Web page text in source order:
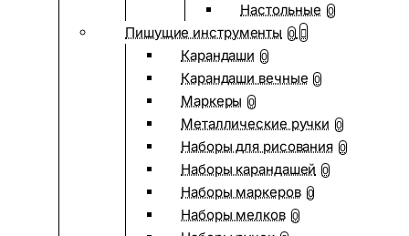
Настольные 0
Пишущие инструменты 0
Карандаши 0
Карандаши вечные 0
Маркеры 0
Металлические ручки 0
Наборы для рисования 0
Наборы карандашей 0
Наборы маркеров 0
Наборы мелков 0